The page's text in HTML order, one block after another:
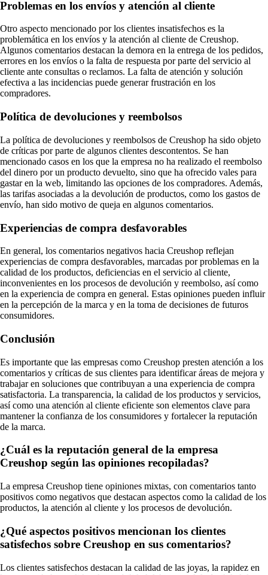
Problemas en los envíos y atención al cliente
Otro aspecto mencionado por los clientes insatisfechos es la
problemática en los envíos y la atención al cliente de Creushop.
Algunos comentarios destacan la demora en la entrega de los pedidos,
errores en los envíos o la falta de respuesta por parte del servicio al
cliente ante consultas o reclamos. La falta de atención y solución
efectiva a las incidencias puede generar frustración en los
compradores.
Política de devoluciones y reembolsos
La política de devoluciones y reembolsos de Creushop ha sido objeto
de críticas por parte de algunos clientes descontentos. Se han
mencionado casos en los que la empresa no ha realizado el reembolso
del dinero por un producto devuelto, sino que ha ofrecido vales para
gastar en la web, limitando las opciones de los compradores. Además,
las tarifas asociadas a la devolución de productos, como los gastos de
envío, han sido motivo de queja en algunos comentarios.
Experiencias de compra desfavorables
En general, los comentarios negativos hacia Creushop reflejan
experiencias de compra desfavorables, marcadas por problemas en la
calidad de los productos, deficiencias en el servicio al cliente,
inconvenientes en los procesos de devolución y reembolso, así como
en la experiencia de compra en general. Estas opiniones pueden influir
en la percepción de la marca y en la toma de decisiones de futuros
consumidores.
Conclusión
Es importante que las empresas como Creushop presten atención a los
comentarios y críticas de sus clientes para identificar áreas de mejora y
trabajar en soluciones que contribuyan a una experiencia de compra
satisfactoria. La transparencia, la calidad de los productos y servicios,
así como una atención al cliente eficiente son elementos clave para
mantener la confianza de los consumidores y fortalecer la reputación
de la marca.
¿Cuál es la reputación general de la empresa
Creushop según las opiniones recopiladas?
La empresa Creushop tiene opiniones mixtas, con comentarios tanto
positivos como negativos que destacan aspectos como la calidad de los
productos, la atención al cliente y los procesos de devolución.
¿Qué aspectos positivos mencionan los clientes
satisfechos sobre Creushop en sus comentarios?
Los clientes satisfechos destacan la calidad de las joyas, la rapidez en